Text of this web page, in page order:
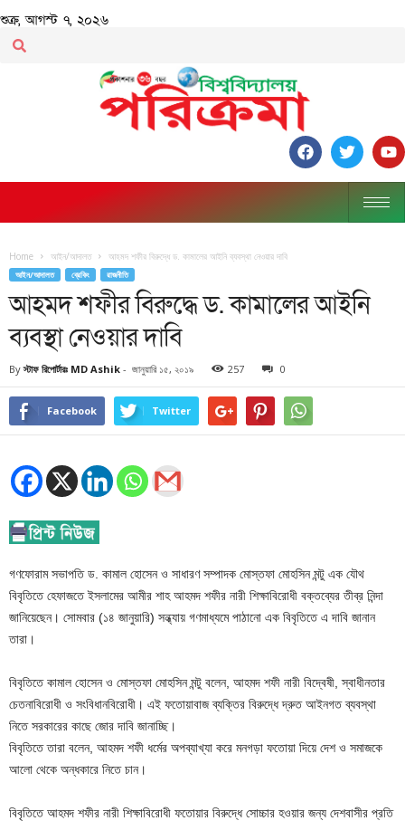
শুক্র, আগস্ট ৭, ২০২৬
Home আইন/আদালত আহমদ শফীর বিরুদ্ধে ড. কামালের আইনি ব্যবস্থা নেওয়ার দাবি
আইন/আদালত ব্রেকিং রাজনীতি
আহমদ শফীর বিরুদ্ধে ড. কামালের আইনি
ব্যবস্থা নেওয়ার দাবি
By স্টাফ রিপোর্টারঃ MD Ashik - জানুয়ারি ১৫, ২০১৯ 257 0
Facebook Twitter
গণফোরাম সভাপতি ড. কামাল হোসেন ও সাধারণ সম্পাদক মোস্তফা মোহসিন মন্টু এক যৌথ
বিবৃতিতে হেফাজতে ইসলামের আমীর শাহ আহমদ শফীর নারী শিক্ষাবিরোধী বক্তব্যের তীব্র নিন্দা
জানিয়েছেন। সোমবার (১৪ জানুয়ারি) সন্ধ্যায় গণমাধ্যমে পাঠানো এক বিবৃতিতে এ দাবি জানান
তারা।
বিবৃতিতে কামাল হোসেন ও মোস্তফা মোহসিন মন্টু বলেন, আহমদ শফী নারী বিদ্বেষী, স্বাধীনতার
চেতনাবিরোধী ও সংবিধানবিরোধী। এই ফতোয়াবাজ ব্যক্তির বিরুদ্ধে দ্রুত আইনগত ব্যবস্থা
নিতে সরকারের কাছে জোর দাবি জানাচ্ছি।
বিবৃতিতে তারা বলেন, আহমদ শফী ধর্মের অপব্যাখ্যা করে মনগড়া ফতোয়া দিয়ে দেশ ও সমাজকে
আলো থেকে অন্ধকারে নিতে চান।
বিবৃতিতে আহমদ শফীর নারী শিক্ষাবিরোধী ফতোয়ার বিরুদ্ধে সোচ্চার হওয়ার জন্য দেশবাসীর প্রতি